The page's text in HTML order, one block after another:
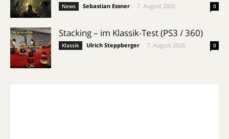
News Sebastian Essner 7. August 2026 0
Stacking – im Klassik-Test (PS3 / 360)
Klassik Ulrich Steppberger 7. August 2026 0